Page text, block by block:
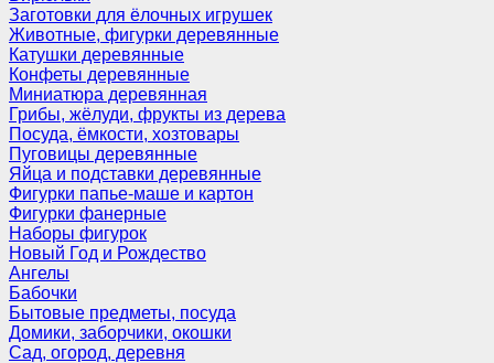
Заготовки для ёлочных игрушек
Животные, фигурки деревянные
Катушки деревянные
Конфеты деревянные
Миниатюра деревянная
Грибы, жёлуди, фрукты из дерева
Посуда, ёмкости, хозтовары
Пуговицы деревянные
Яйца и подставки деревянные
Фигурки папье-маше и картон
Фигурки фанерные
Наборы фигурок
Новый Год и Рождество
Ангелы
Бабочки
Бытовые предметы, посуда
Домики, заборчики, окошки
Сад, огород, деревня